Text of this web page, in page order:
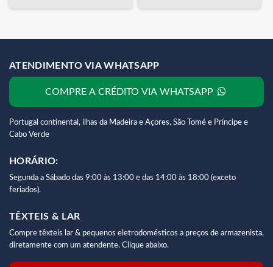
ATENDIMENTO VIA WHATSAPP
COMPRE A CRÉDITO VIA WHATSAPP
Portugal continental, ilhas da Madeira e Açores, São Tomé e Príncipe e
Cabo Verde
HORÁRIO:
Segunda a Sábado das 9:00 às 13:00 e das 14:00 às 18:00 (exceto
feriados).
TÊXTEIS & LAR
Compre têxteis lar & pequenos eletrodomésticos a preços de armazenista,
diretamente com um atendente. Clique abaixo.